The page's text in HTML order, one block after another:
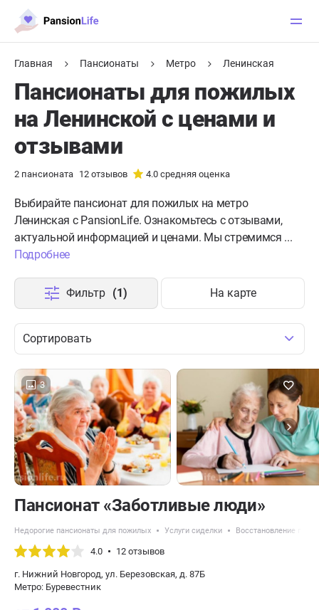
Главная Пансионаты Метро Ленинская
Пансионаты для пожилых
на Ленинской с ценами и
отзывами
2 пансионата 12 отзывов 4.0 средняя оценка
Выбирайте пансионат для пожилых на метро
Ленинская с PansionLife. Ознакомьтесь с отзывами,
актуальной информацией и ценами. Мы стремимся ...
Подробнее
Сортировать
Фильтр (1) На карте
3
Пансионат «Заботливые люди»
Недорогие пансионаты для пожилых Услуги сиделки Восстановление
4.0 12 отзывов
г. Нижний Новгород, ул. Березовская, д. 87Б
Метро: Буревестник